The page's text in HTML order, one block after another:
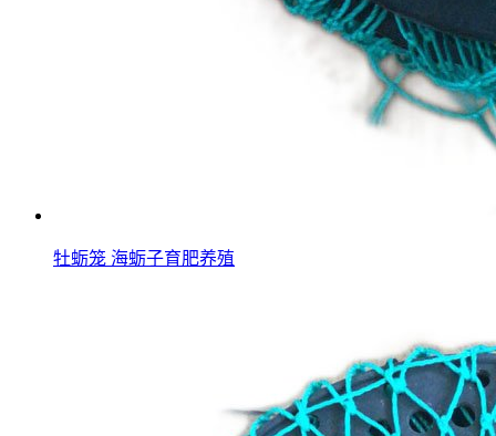
牡蛎笼 海蛎子育肥养殖